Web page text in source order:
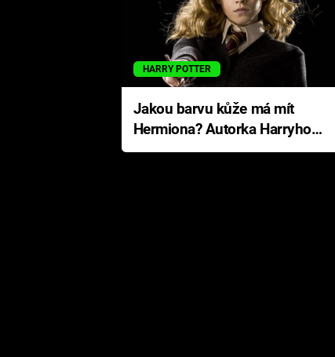
HARRY POTTER
Jakou barvu kůže má mít
Hermiona? Autorka Harryho
Pottera přišla s ráznou